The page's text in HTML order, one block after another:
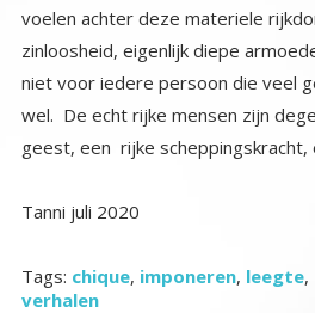
geest, een rijke
Tanni juli 2020
Tags: chique, imponeren, leegte,
verhalen